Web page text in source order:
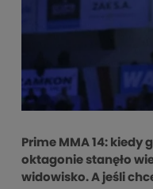
Prime MMA 14: kiedy
oktagonie stanęło
widowisko. A jeśli